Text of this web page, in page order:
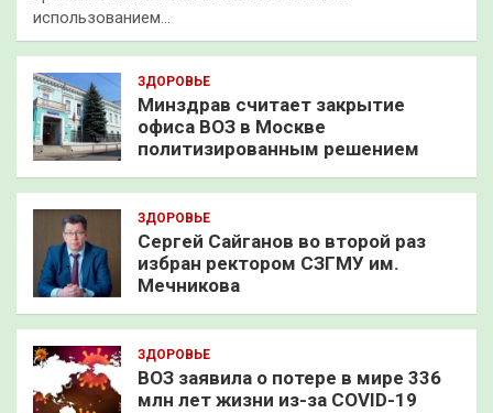
использованием…
ЗДОРОВЬЕ
Минздрав считает закрытие
офиса ВОЗ в Москве
политизированным решением
ЗДОРОВЬЕ
Сергей Сайганов во второй раз
избран ректором СЗГМУ им.
Мечникова
ЗДОРОВЬЕ
ВОЗ заявила о потере в мире 336
млн лет жизни из-за COVID-19